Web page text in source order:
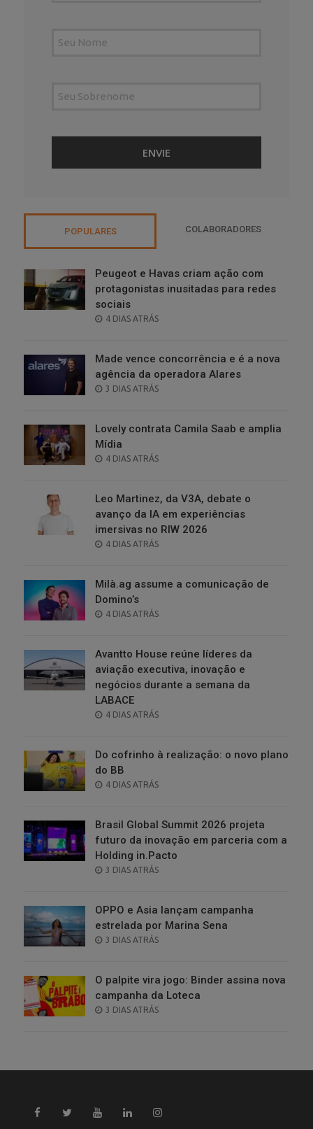
POPULARES COLABORADORES
Peugeot e Havas criam ação com
protagonistas inusitadas para redes
sociais
POSTED
4 DIAS ATRÁS
Made vence concorrência e é a nova
agência da operadora Alares
POSTED
3 DIAS ATRÁS
Lovely contrata Camila Saab e amplia
Mídia
POSTED
4 DIAS ATRÁS
Leo Martinez, da V3A, debate o
avanço da IA em experiências
imersivas no RIW 2026
POSTED
4 DIAS ATRÁS
Milà.ag assume a comunicação de
Domino’s
POSTED
4 DIAS ATRÁS
Avantto House reúne líderes da
aviação executiva, inovação e
negócios durante a semana da
LABACE
POSTED
4 DIAS ATRÁS
Do cofrinho à realização: o novo plano
do BB
POSTED
4 DIAS ATRÁS
Brasil Global Summit 2026 projeta
futuro da inovação em parceria com a
Holding in.Pacto
POSTED
3 DIAS ATRÁS
OPPO e Asia lançam campanha
estrelada por Marina Sena
POSTED
3 DIAS ATRÁS
O palpite vira jogo: Binder assina nova
campanha da Loteca
POSTED
3 DIAS ATRÁS